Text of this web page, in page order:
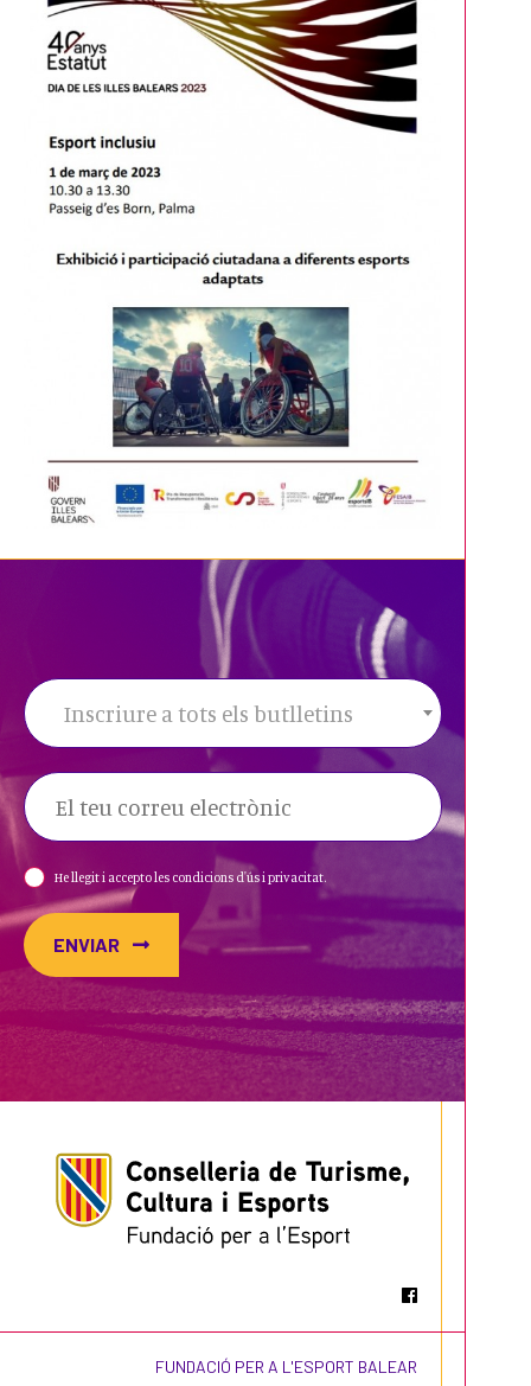
Inscriure a tots els butlletins
He llegit i accepto les condicions d'ús i privacitat.
ENVIAR
FUNDACIÓ PER A L'ESPORT BALEAR